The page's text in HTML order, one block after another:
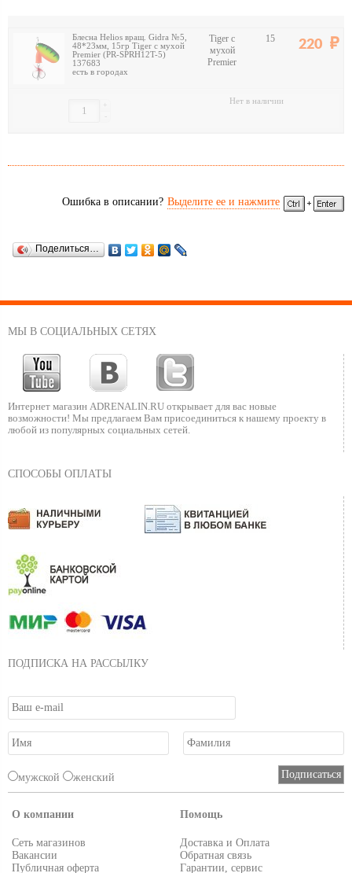
Блесна Helios вращ. Gidra №5,
48*23мм, 15гр Tiger с мухой
Premier (PR-SPRH12T-5)
137683
есть в городах
Tiger с
мухой
Premier
15 220
-
+ Нет в наличии
Ошибка в описании? Выделите ее и нажмите
Поделиться…
МЫ В СОЦИАЛЬНЫХ СЕТЯХ
Интернет магазин ADRENALIN.RU открывает для вас новые
возможности! Мы предлагаем Вам присоединиться к нашему проекту в
любой из популярных социальных сетей.
СПОСОБЫ ОПЛАТЫ
ПОДПИСКА НА РАССЫЛКУ
мужской женский
О компании
Сеть магазинов
Вакансии
Публичная оферта
Помощь
Доставка и Оплата
Обратная связь
Гарантии, сервис